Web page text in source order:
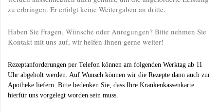
zu erbringen. Er erfolgt keine Weitergaben an dritte.
Haben Sie Fragen, Wünsche oder Anregungen? Bitte nehmen Sie
Kontakt mit uns auf, wir helfen Ihnen gerne weiter!
Rezeptanforderungen per Telefon können am folgenden Werktag ab 11
Uhr abgeholt werden. Auf Wunsch können wir die Rezepte dann auch zur
Apotheke liefern. Bitte bedenken Sie, dass Ihre Krankenkassenkarte
hierfür uns vorgelegt worden sein muss.